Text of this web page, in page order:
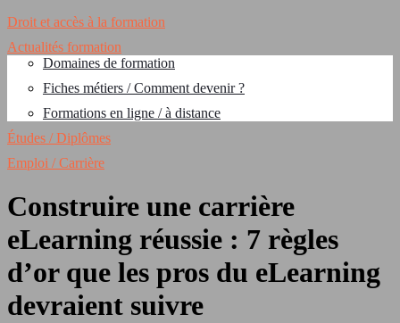
Droit et accès à la formation
Actualités formation
Domaines de formation
Fiches métiers / Comment devenir ?
Formations en ligne / à distance
Études / Diplômes
Emploi / Carrière
Construire une carrière
eLearning réussie : 7 règles
d’or que les pros du eLearning
devraient suivre